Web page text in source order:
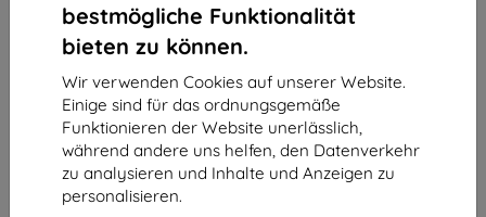
bestmögliche Funktionalität
bieten zu können.
Wir verwenden Cookies auf unserer Website.
Einige sind für das ordnungsgemäße
Funktionieren der Website unerlässlich,
während andere uns helfen, den Datenverkehr
zu analysieren und Inhalte und Anzeigen zu
personalisieren.
3mk 1UP Schutzfolie für Google Pixel 10 / 10 Pro
Geeignet für: Google Pixel 10 Google Pixel 10 Pro
21,90 €
19,71 €